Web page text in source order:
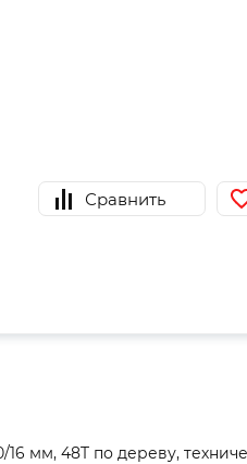
Сравнить
мм, 48T по дереву,